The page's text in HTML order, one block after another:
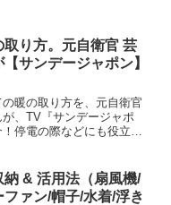
取り方。元自衛官 芸
サンデージャポン】
暖の取り方を、元自衛官
、TV『サンデージャポ
停電の際などにも役立つ
納 & 活用法（扇風機/
ァン/帽子/水着/浮き